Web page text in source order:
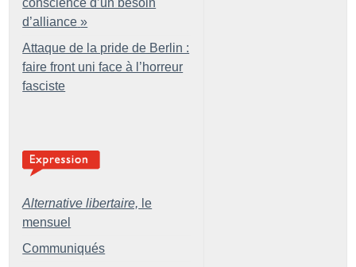
conscience d’un besoin
d’alliance »
Attaque de la pride de Berlin :
faire front uni face à l’horreur
fasciste
Alternative libertaire, le
mensuel
Communiqués